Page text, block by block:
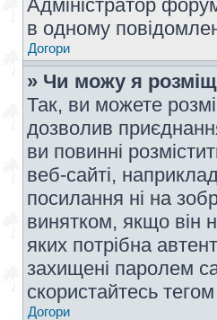
Адміністратор
в одному
Догори
» Чи можу я
Так, ви можете
дозволив
ви повинні
веб-сайті,
посилання ні на
винятком, якщо він
яких потрібна
захищені паролем
скористайтесь
Догори